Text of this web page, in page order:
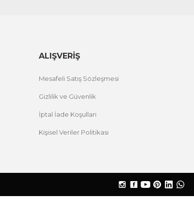
ALIŞVERİŞ
Mesafeli Satış Sözleşmesi
Gizlilik ve Güvenlik
İptal İade Koşullari
Kişisel Veriler Politikası